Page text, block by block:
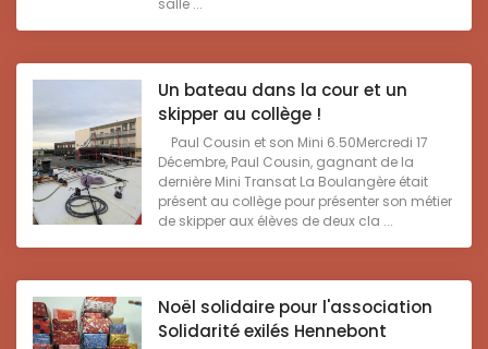
salle ...
Un bateau dans la cour et un
skipper au collège !
Paul Cousin et son Mini 6.50Mercredi 17
Décembre, Paul Cousin, gagnant de la
dernière Mini Transat La Boulangère était
présent au collège pour présenter son métier
de skipper aux élèves de deux cla ...
Noël solidaire pour l'association
Solidarité exilés Hennebont